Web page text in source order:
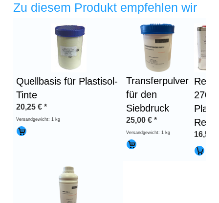
Zu diesem Produkt empfehlen wir
Quellbasis für Plastisol-
Tinte
20,25 € *
Versandgewicht: 1 kg
Transferpulver
für den
Siebdruck
25,00 € *
Versandgewicht: 1 kg
2704
16,50